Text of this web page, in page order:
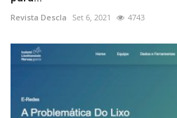
Revista Descla Set 6, 2021 4743